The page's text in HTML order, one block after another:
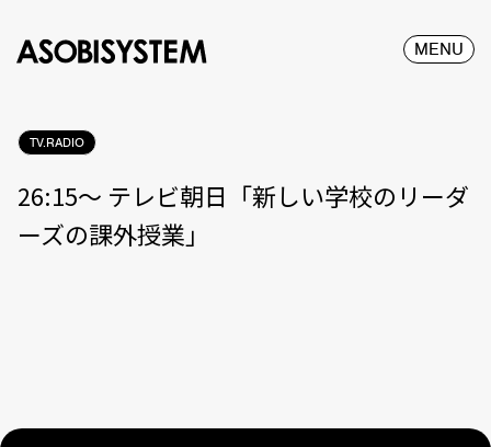
MENU
TV.RADIO
26:15〜 テレビ朝日「新しい学校のリーダ
ーズの課外授業」